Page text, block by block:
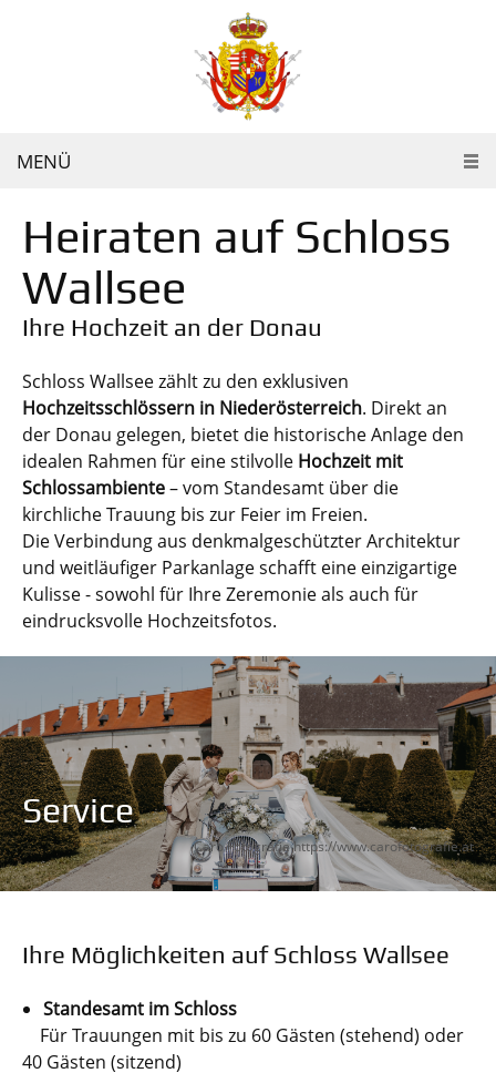
MENÜ
Heiraten auf Schloss
Wallsee
Ihre Hochzeit an der Donau
Schloss Wallsee zählt zu den exklusiven
Hochzeitsschlössern in Niederösterreich. Direkt an
der Donau gelegen, bietet die historische Anlage den
idealen Rahmen für eine stilvolle Hochzeit mit
Schlossambiente– vom Standesamt über die
kirchliche Trauung bis zur Feier im Freien.
Die Verbindung aus denkmalgeschützter Architektur
und weitläufiger Parkanlage schafft eine einzigartige
Kulisse - sowohl für Ihre Zeremonie als auch für
eindrucksvolle Hochzeitsfotos.
Service
Caro Fotografiehttps://www.carofotografie.at
Ihre Möglichkeiten auf Schloss Wallsee
Standesamt im Schloss
Für Trauungen mit bis zu 60 Gästen (stehend) oder
40 Gästen (sitzend)